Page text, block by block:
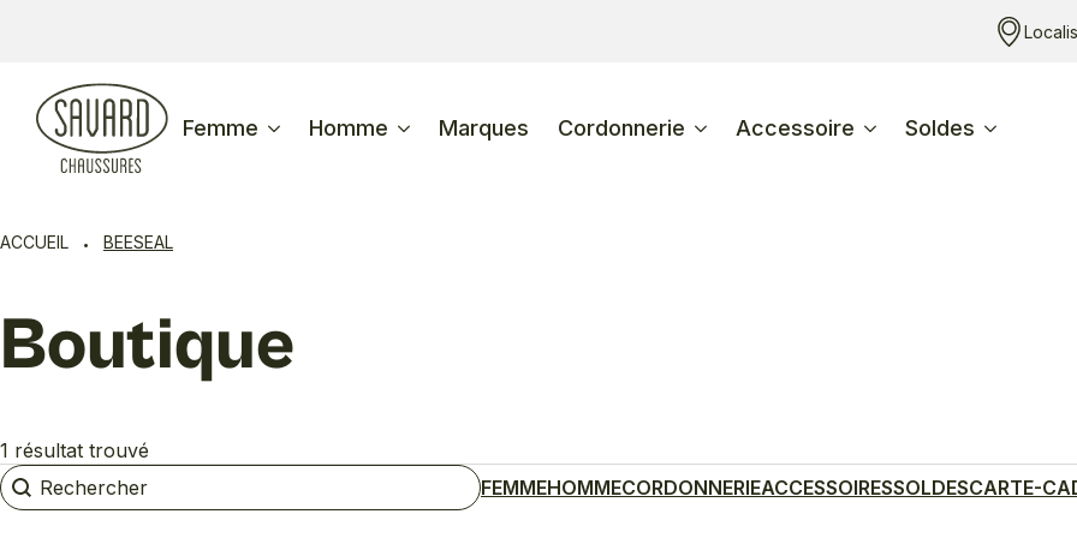
Femme Homme Marques Cordonnerie Accessoire Soldes
ACCUEIL BEESEAL
Boutique
1 résultat trouvé
Rechercher
Rechercher FEMMEHOMMECORDONNERIEACCESSOIRESSOLDESCARTE-